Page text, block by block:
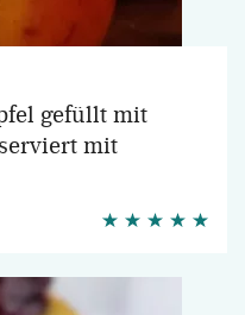
gefüllt mit
mit